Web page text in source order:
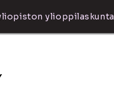
ylioppilaskunta